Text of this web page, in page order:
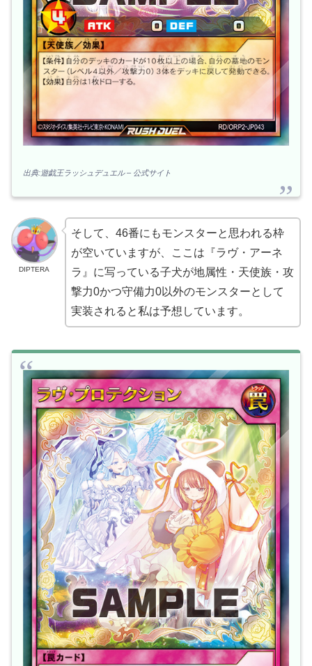
出典:遊戯王ラッシュデュエル – 公式サイト
DIPTERA
そして、46番にもモンスターと思われる枠
が空いていますが、ここは『ラヴ・アーネ
ラ』に写っている子犬が地属性・天使族・攻
撃力0かつ守備力0以外のモンスターとして
実装されると私は予想しています。